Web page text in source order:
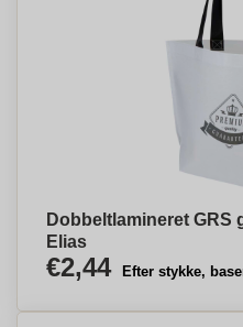
Dobbeltlamineret GRS
Elias
€2,44 Efter stykke,